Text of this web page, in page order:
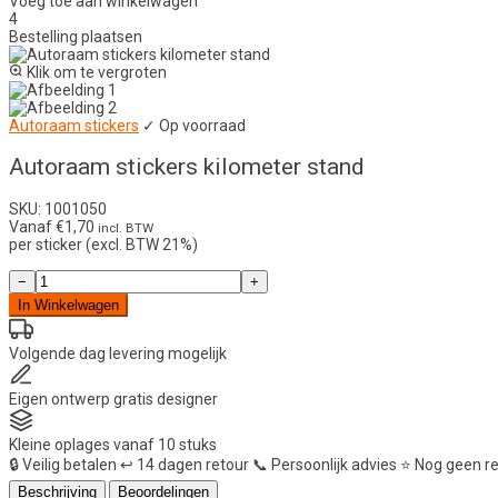
4
Bestelling plaatsen
Klik om te vergroten
Autoraam stickers ✓ Op voorraad
Autoraam stickers kilometer stand
SKU: 1001050
Vanaf€1,70 incl. BTW
per sticker (excl. BTW 21%)
Autoraam
stickers
kilometer
stand
aantal
−
+
In Winkelwagen
Volgende dag levering mogelijk
Eigen ontwerp gratis designer
Kleine oplages vanaf 10 stuks
🔒Veilig betalen ↩️ 14 dagen retour 📞 Persoonlijk advies ⭐ Nog geen
Beschrijving Beoordelingen